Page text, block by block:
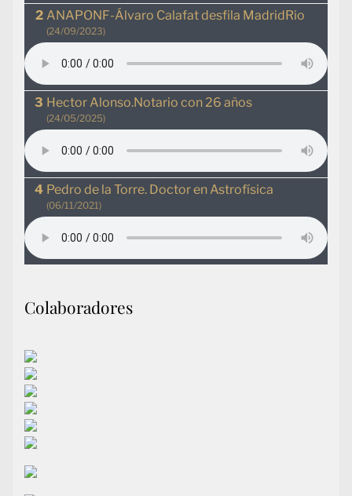
ANAPONF-Álvaro Calafat desfila MadridRio
(24/09/2023)
Hector Alonso.Notario con 26 años
(24/05/2025)
Pedro de la Torre. Doctor en Astrofísica
(06/11/2021)
Colaboradores